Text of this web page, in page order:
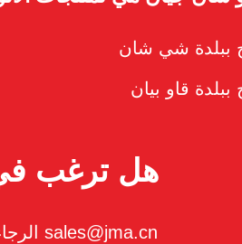
ببلدة شي شان
ببلدة قاو بيان
هل ترغب في
الرجاء توجيه رسالة إلى sales@jma.cn